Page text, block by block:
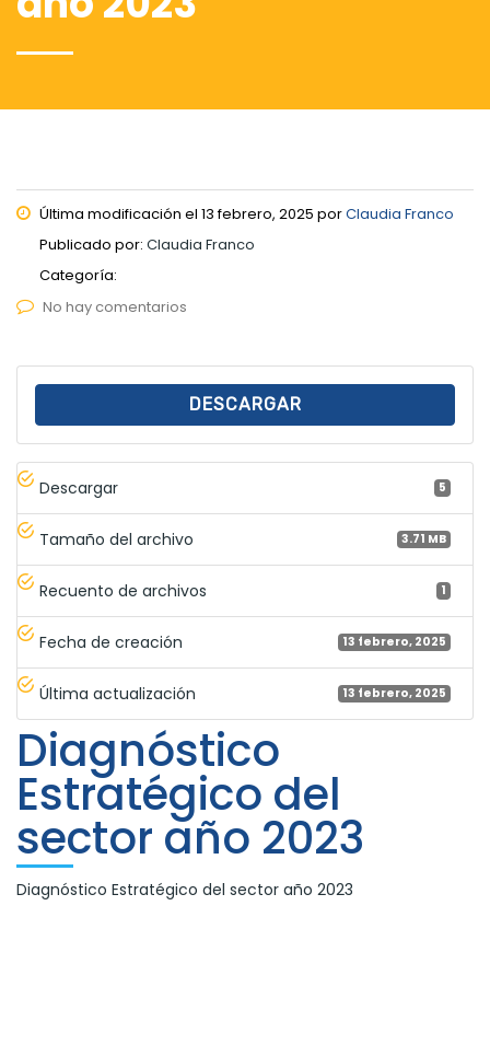
Última modificación el 13 febrero, 2025 porClaudia Franco
Publicado por: Claudia Franco
Categoría:
No hay comentarios
DESCARGAR
Descargar 5
Tamaño del archivo 3.71 MB
Recuento de archivos 1
Fecha de creación 13 febrero, 2025
Última actualización 13 febrero, 2025
Diagnóstico
Estratégico del
sector año 2023
Diagnóstico Estratégico del sector año 2023